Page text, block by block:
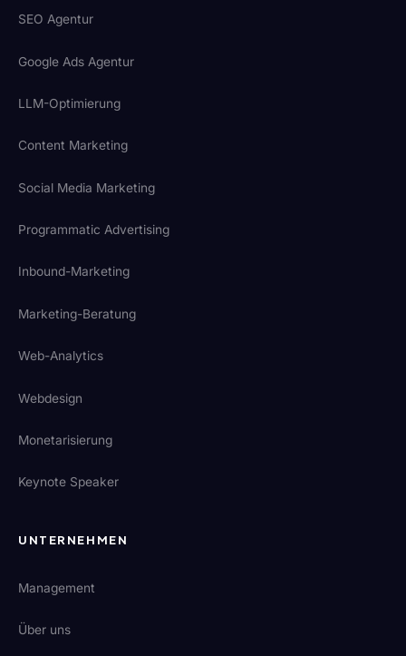
SEO Agentur
Google Ads Agentur
LLM-Optimierung
Content Marketing
Social Media Marketing
Programmatic Advertising
Inbound-Marketing
Marketing-Beratung
Web-Analytics
Webdesign
Monetarisierung
Keynote Speaker
UNTERNEHMEN
Management
Über uns